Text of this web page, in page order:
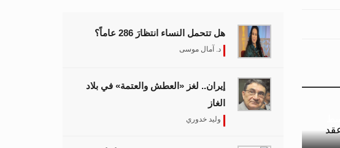
هل تتحمل النساء انتظارَ 286 عاماً؟
د. آمال موسى
إيران.. لغز «العطش والعتمة» في بلاد
الغاز
وليد خدوري